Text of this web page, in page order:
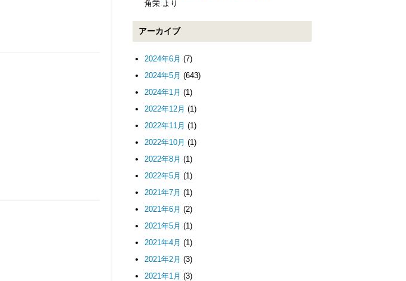
角栄 より
アーカイブ
2024年6月 (7)
2024年5月 (643)
2024年1月 (1)
2022年12月 (1)
2022年11月 (1)
2022年10月 (1)
2022年8月 (1)
2022年5月 (1)
2021年7月 (1)
2021年6月 (2)
2021年5月 (1)
2021年4月 (1)
2021年2月 (3)
2021年1月 (3)